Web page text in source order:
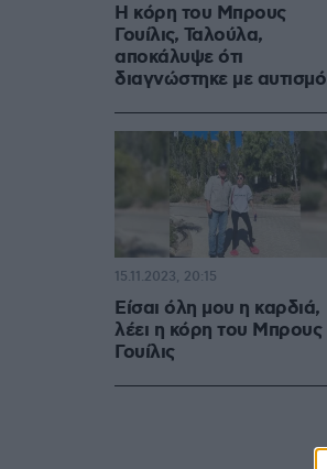
H κόρη του Μπρους
Γουίλις, Ταλούλα,
αποκάλυψε ότι
διαγνώστηκε με αυτισμό
Είσαι όλη μου η καρδιά,
λέει η κόρη του Mπρους
Γουίλις
15.11.2023, 20:15